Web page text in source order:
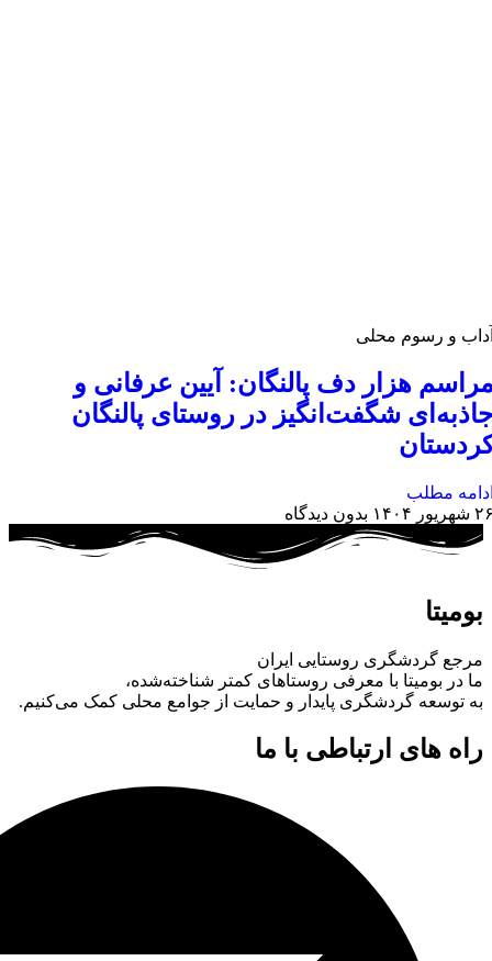
و رسوم محلی
هزار دف پالنگان: آیین عرفانی و
شگفت‌انگیز در روستای پالنگان
مطلب
۱۴۰۴
بدون دیدگاه
بومیتا
مرجع گردشگری روستایی ایران
ما در بومیتا با معرفی روستاهای کمتر شناخته‌شده،
به توسعه گردشگری پایدار و حمایت از جوامع محلی کمک می‌کنیم.
راه های ارتباطی با ما